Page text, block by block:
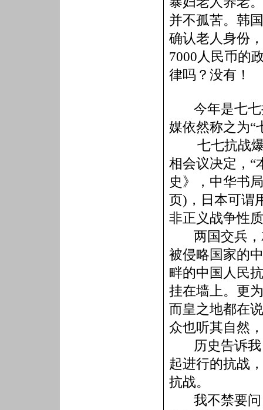
并不孤苦。韩
确认老人身份
7000 人民币的
律吗？没有！
今年是七
媒依然称之为“
七七抗战
相会议决定， “
史》，中华书局
页) ，日本可
非正义战争性
两国交兵
被侵略国家的
畔的中国人民
挂在墙上。更
而皇之地都在
众也听其自然
历史告诉
起进行的抗战
抗战。
我不禁要